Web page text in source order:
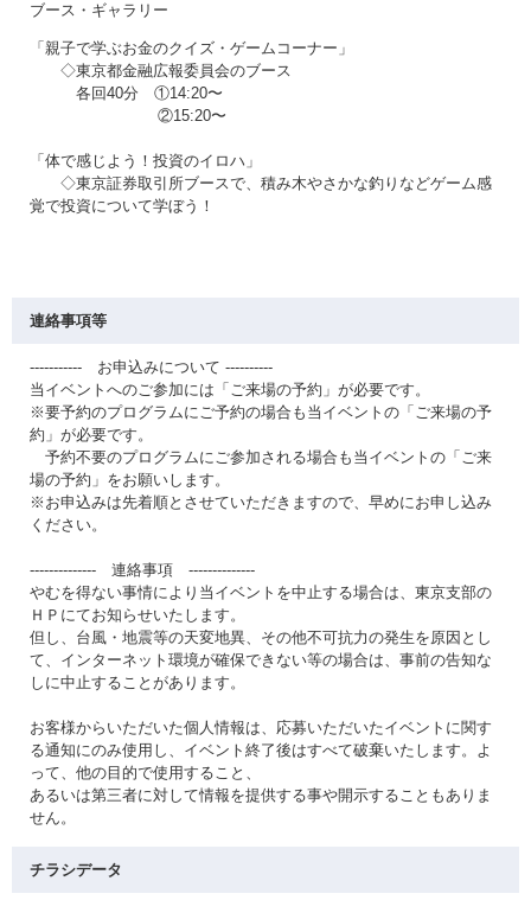
ブース・ギャラリー
「親子で学ぶお金のクイズ・ゲームコーナー」
◇東京都金融広報委員会のブース
各回40分 ①14:20〜
②15:20〜
「体で感じよう！投資のイロハ」
◇東京証券取引所ブースで、積み木やさかな釣りなどゲーム感
覚で投資について学ぼう！
連絡事項等
----------- お申込みについて ----------
当イベントへのご参加には「ご来場の予約」が必要です。
※要予約のプログラムにご予約の場合も当イベントの「ご来場の予
約」が必要です。
予約不要のプログラムにご参加される場合も当イベントの「ご来
場の予約」をお願いします。
※お申込みは先着順とさせていただきますので、早めにお申し込み
ください。
-------------- 連絡事項 --------------
やむを得ない事情により当イベントを中止する場合は、東京支部の
ＨＰにてお知らせいたします。
但し、台風・地震等の天変地異、その他不可抗力の発生を原因とし
て、インターネット環境が確保できない等の場合は、事前の告知な
しに中止することがあります。
お客様からいただいた個人情報は、応募いただいたイベントに関す
る通知にのみ使用し、イベント終了後はすべて破棄いたします。よ
って、他の目的で使用すること、
あるいは第三者に対して情報を提供する事や開示することもありま
せん。
チラシデータ